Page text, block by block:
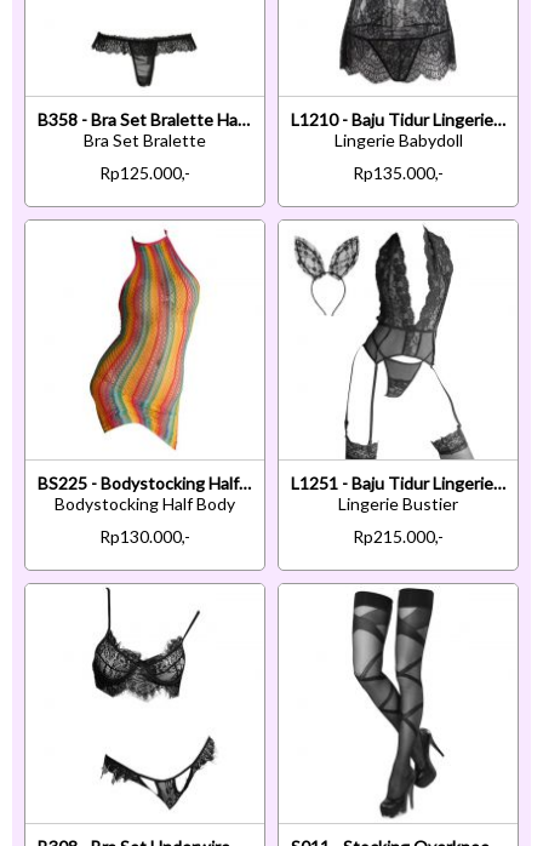
B358 - Bra Set Bralette Halter Open Cup Hitam Celana Dalam Crotchless
Bra Set Bralette
Rp125.000,-
L1210 - Baju Tidur Lingerie Babydoll Mini Dress Hitam Transparan Ikat Belakang
Lingerie Babydoll
Rp135.000,-
BS225 - Bodystocking Half Body Halterneck Fishnet Pelangi Warna-Warni Transparan
Bodystocking Half Body
Rp130.000,-
L1251 - Baju Tidur Lingerie Bustier Corset Dress Halter Hitam Transparan Garter Strap Stocking
Lingerie Bustier
Rp215.000,-